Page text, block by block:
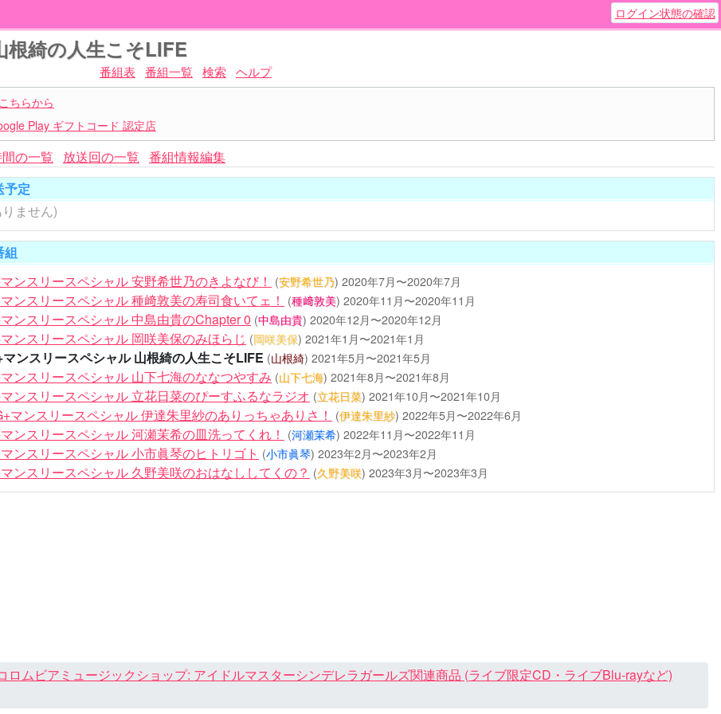
ログイン状態の確認
綺の人生こそLIFE
番組表 番組一覧 検索 ヘルプ
ちらから
Play ギフトコード 認定店
の一覧 放送回の一覧 番組情報編集
予定
ません)
組
ンスリースペシャル 安野希世乃のきよなび！ (安野希世乃) 2020年7月〜2020年7月
ンスリースペシャル 種﨑敦美の寿司食いてェ！ (種﨑敦美) 2020年11月〜2020年11月
ンスリースペシャル 中島由貴のChapter 0 (中島由貴) 2020年12月〜2020年12月
ンスリースペシャル 岡咲美保のみほらじ (岡咲美保) 2021年1月〜2021年1月
ンスリースペシャル 山根綺の人生こそLIFE (山根綺) 2021年5月〜2021年5月
ンスリースペシャル 山下七海のななつやすみ (山下七海) 2021年8月〜2021年8月
ンスリースペシャル 立花日菜のぴーすふるなラジオ (立花日菜) 2021年10月〜2021年10月
マンスリースペシャル 伊達朱里紗のありっちゃありさ！ (伊達朱里紗) 2022年5月〜2022年6月
ンスリースペシャル 河瀬茉希の皿洗ってくれ！ (河瀬茉希) 2022年11月〜2022年11月
ンスリースペシャル 小市眞琴のヒトリゴト (小市眞琴) 2023年2月〜2023年2月
ンスリースペシャル 久野美咲のおはなししてくの？ (久野美咲) 2023年3月〜2023年3月
ロムビアミュージックショップ: アイドルマスターシンデレラガールズ関連商品 (ライブ限定CD・ライブBlu-rayなど)